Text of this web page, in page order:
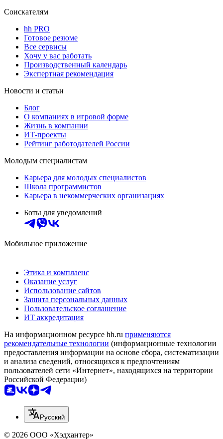
Соискателям
hh PRO
Готовое резюме
Все сервисы
Хочу у вас работать
Производственный календарь
Экспертная рекомендация
Новости и статьи
Блог
О компаниях в игровой форме
Жизнь в компании
ИТ-проекты
Рейтинг работодателей России
Молодым специалистам
Карьера для молодых специалистов
Школа программистов
Карьера в некоммерческих организациях
Боты для уведомлений
Мобильное приложение
Этика и комплаенс
Оказание услуг
Использование сайтов
Защита персональных данных
Пользовательское соглашение
ИТ аккредитация
На информационном ресурсе hh.ru применяются
рекомендательные технологии (информационные технологии
предоставления информации на основе сбора, систематизации
и анализа сведений, относящихся к предпочтениям
пользователей сети «Интернет», находящихся на территории
Российской Федерации)
Русский
© 2026 ООО «Хэдхантер»